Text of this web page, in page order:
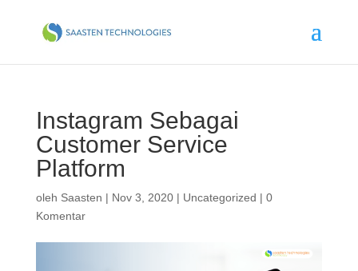
Instagram Sebagai
Customer Service
Platform
oleh Saasten | Nov 3, 2020| Uncategorized | 0
Komentar